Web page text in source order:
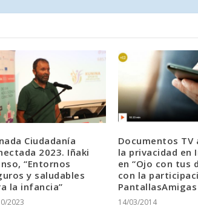
Ciudadanía
2023. Iñaki
“Entornos
y saludables
la infancia”
2023
Documentos TV
la privacidad en
en “Ojo con tus
con la
PantallasAmigas
14/03/2014